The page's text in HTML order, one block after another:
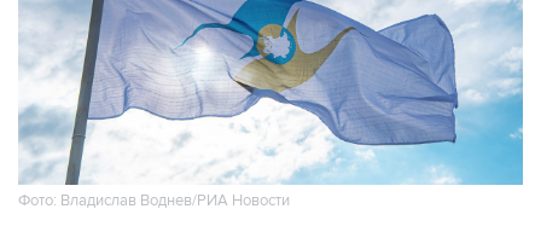
Фото: Владислав Воднев/РИА Новости